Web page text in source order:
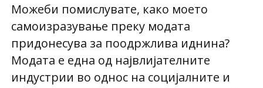
Можеби помислувате, како моето
самоизразување преку модата
придонесува за поодржлива иднина?
Модата е една од највлијателните
индустрии во однос на социјалните и